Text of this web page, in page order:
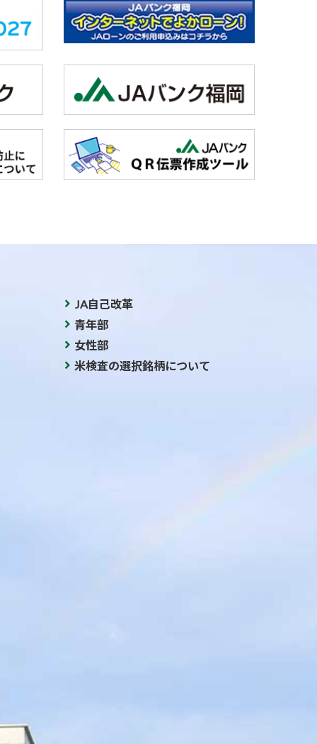
JA自己改革
青年部
女性部
米検査の選択銘柄について